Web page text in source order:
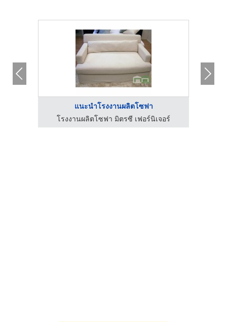
แนะนำโรงงานผลิตโซฟา
โรงงานผลิตโซฟา มิตรซี เฟอร์นิเจอร์